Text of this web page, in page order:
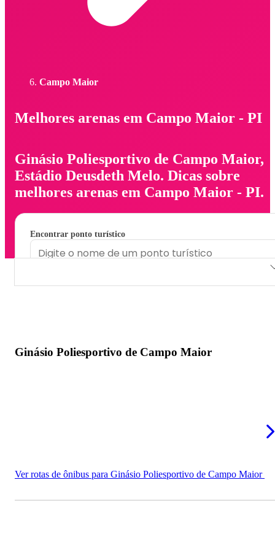
Campo Maior
Melhores arenas em Campo Maior - PI
Ginásio Poliesportivo de Campo Maior,
Estádio Deusdeth Melo. Dicas sobre
melhores arenas em Campo Maior - PI.
Encontrar ponto turístico
Ginásio Poliesportivo de Campo Maior
Ver rotas de ônibus para Ginásio Poliesportivo de Campo Maior